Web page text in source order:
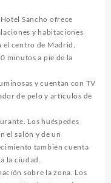
Sancho ofrece
y habitaciones
el centro de Madrid,
minutos a pie de la
y cuentan con TV
de pelo y artículos de
Los huéspedes
el salón y de un
también cuenta
la ciudad.
sobre la zona. Los